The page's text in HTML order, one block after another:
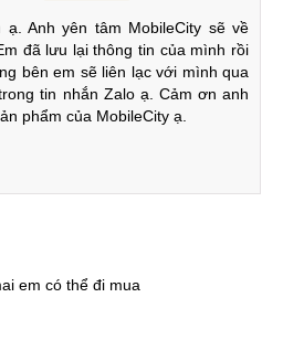
Edition cũ vs Realme Neo7
SE mới
5 Racing thu về việc không có
cảm biến chính của hai thiết bị
nhau. Mặc dù độ phân giải màn
1300nit đều kèm hơn đối thủ,
dụng ngoài trời.
Edition cũ vs OPPO K13
ạ. Anh yên tâm MobileCity sẽ về
đã lưu lại thông tin của mình rồi
bên em sẽ liên lạc với mình qua
tin nhắn Zalo ạ. Cảm ơn anh
phẩm của MobileCity ạ.
em có thể đi mua